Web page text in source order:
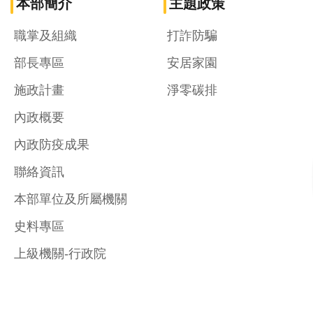
本部簡介
職掌及組織
部長專區
施政計畫
內政概要
內政防疫成果
聯絡資訊
本部單位及所屬機關
史料專區
上級機關-行政院
主題政策
打詐防騙
安居家園
淨零碳排